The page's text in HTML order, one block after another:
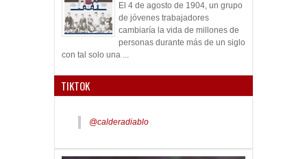
El 4 de agosto de 1904, un grupo
de jóvenes trabajadores
cambiaría la vida de millones de
personas durante más de un siglo
con tal solo una ...
TIKTOK
@calderadiablo